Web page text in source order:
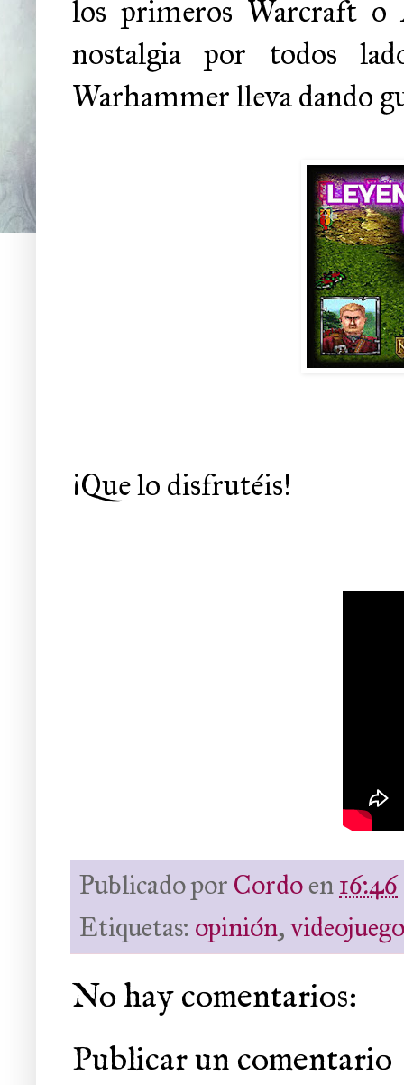
los primeros Warcraft o
nostalgia por todos
Warhammer lleva dando
¡Que lo disfrutéis!
Publicado por Cordoen16:46
Etiquetas: opinión,
No hay comentarios:
Publicar un comentario